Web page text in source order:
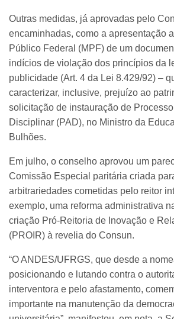
Outras medidas, já aprovadas pelo
encaminhadas, como a apresentação
Público Federal (MPF) de um
indícios de violação dos princípios da
publicidade (Art. 4 da Lei 8.429/92) –
caracterizar, inclusive, prejuízo ao
solicitação de instauração de
Disciplinar (PAD), no Ministro da
Bulhões.
Em julho, o conselho aprovou um
Comissão Especial paritária criada
arbitrariedades cometidas pelo reitor
exemplo, uma reforma administrativa
criação Pró-Reitoria de Inovação e
(PROIR) à revelia do Consun.
“O ANDES/UFRGS, que desde a
posicionando e lutando contra o
interventora e pelo afastamento,
importante na manutenção da